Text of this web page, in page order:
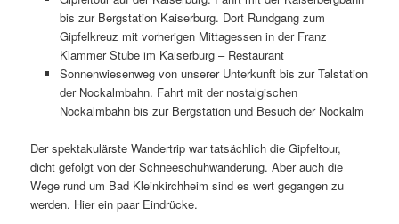
bis zur Bergstation Kaiserburg. Dort Rundgang zum
Gipfelkreuz mit vorherigen Mittagessen in der Franz
Klammer Stube im Kaiserburg – Restaurant
Sonnenwiesenweg von unserer Unterkunft bis zur Talstation
der Nockalmbahn. Fahrt mit der nostalgischen
Nockalmbahn bis zur Bergstation und Besuch der Nockalm
Der spektakulärste Wandertrip war tatsächlich die Gipfeltour,
dicht gefolgt von der Schneeschuhwanderung. Aber auch die
Wege rund um Bad Kleinkirchheim sind es wert gegangen zu
werden. Hier ein paar Eindrücke.